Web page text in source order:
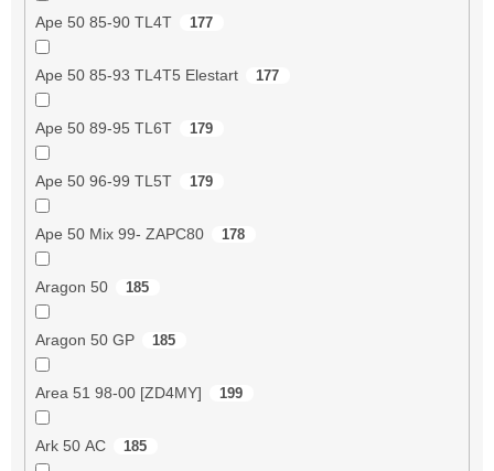
Ape 50 85-90 TL4T 177
Ape 50 85-93 TL4T5 Elestart 177
Ape 50 89-95 TL6T 179
Ape 50 96-99 TL5T 179
Ape 50 Mix 99- ZAPC80 178
Aragon 50 185
Aragon 50 GP 185
Area 51 98-00 [ZD4MY] 199
Ark 50 AC 185